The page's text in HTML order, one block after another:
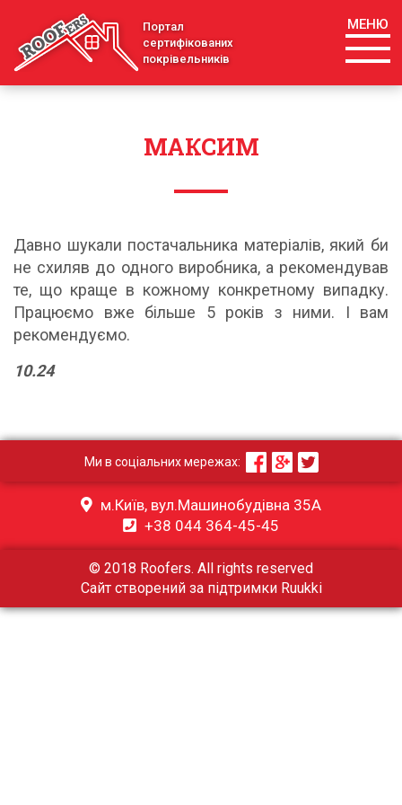
Портал
сертифікованих
покрівельників
МЕНЮ
МАКСИМ
Давно шукали постачальника матеріалів, який би
не схиляв до одного виробника, а рекомендував
те, що краще в кожному конкретному випадку.
Працюємо вже більше 5 років з ними. І вам
рекомендуємо.
10.24
Ми в соціальних мережах:
м.Київ, вул.Машинобудівна 35А
+38 044 364-45-45
© 2018 Roofers. All rights reserved
Сайт створений за підтримки Ruukki